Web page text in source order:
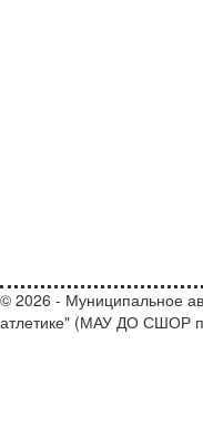
© 2026 - Муниципальное
атлетике" (МАУ ДО СШОР по